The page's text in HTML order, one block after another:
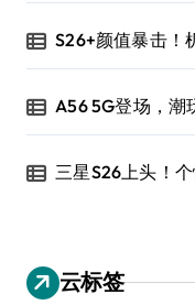
S26+颜值暴击！
A56 5G登场，潮
三星S26上头！
云标签